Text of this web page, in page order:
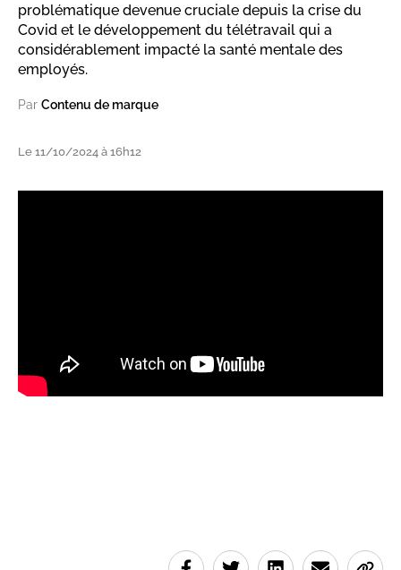
problématique devenue cruciale depuis la crise du
Covid et le développement du télétravail qui a
considérablement impacté la santé mentale des
employés.
Par Contenu de marque
Le 11/10/2024 à 16h12